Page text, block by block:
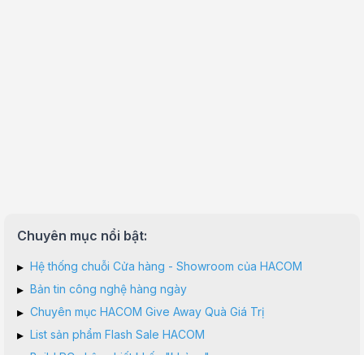
Chuyên mục nổi bật:
▸ Hệ thống chuỗi Cửa hàng - Showroom của HACOM
▸ Bản tin công nghệ hàng ngày
▸ Chuyên mục HACOM Give Away Quà Giá Trị
▸ List sản phẩm Flash Sale HACOM